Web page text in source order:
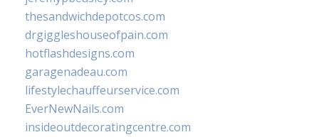
thesandwichdepotcos.com
drgiggleshouseofpain.com
hotflashdesigns.com
garagenadeau.com
lifestylechauffeurservice.com
EverNewNails.com
insideoutdecoratingcentre.com